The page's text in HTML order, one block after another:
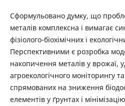
Сформульовано думку, що
металів комплексна і вимагає
фізіолого-біохімічних і
Перспективними є розробка
накопичення металів у врожаї,
агроекологічного моніторингу
спрямованих на зниження
елементів у ґрунтах і